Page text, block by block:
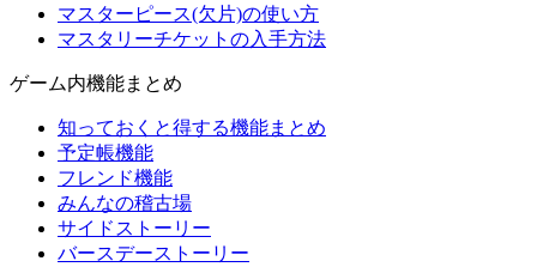
マスターピース(欠片)の使い方
マスタリーチケットの入手方法
ゲーム内機能まとめ
知っておくと得する機能まとめ
予定帳機能
フレンド機能
みんなの稽古場
サイドストーリー
バースデーストーリー